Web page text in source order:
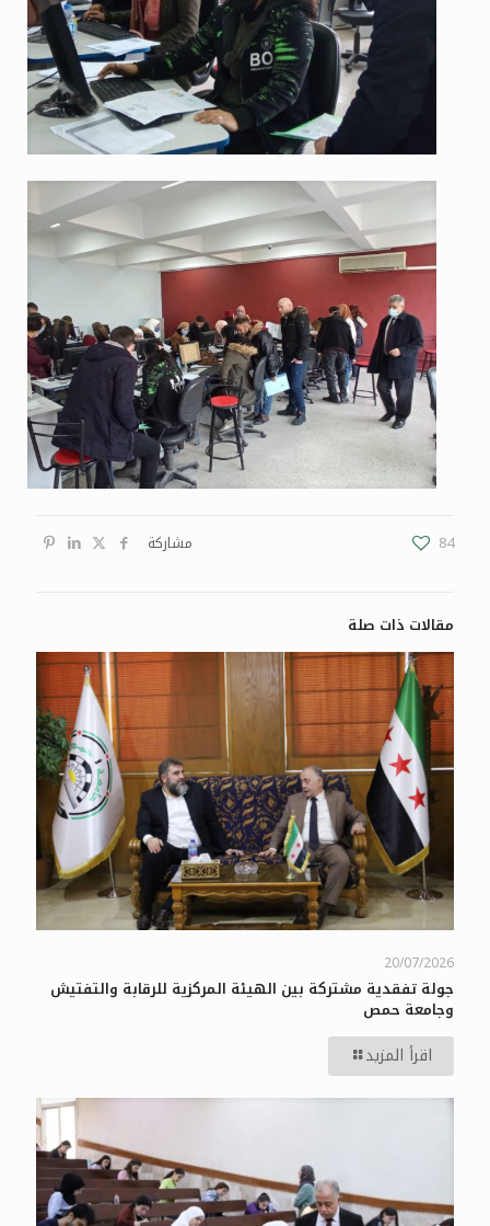
مشاركة 84
مقالات ذات صلة
20/07/2026
جولة تفقدية مشتركة بين الهيئة المركزية للرقابة والتفتيش
وجامعة حمص
اقرأ المزيد